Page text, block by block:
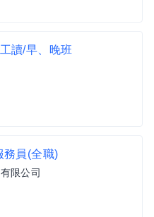
讀/早、晚班
務員(全職)
限公司